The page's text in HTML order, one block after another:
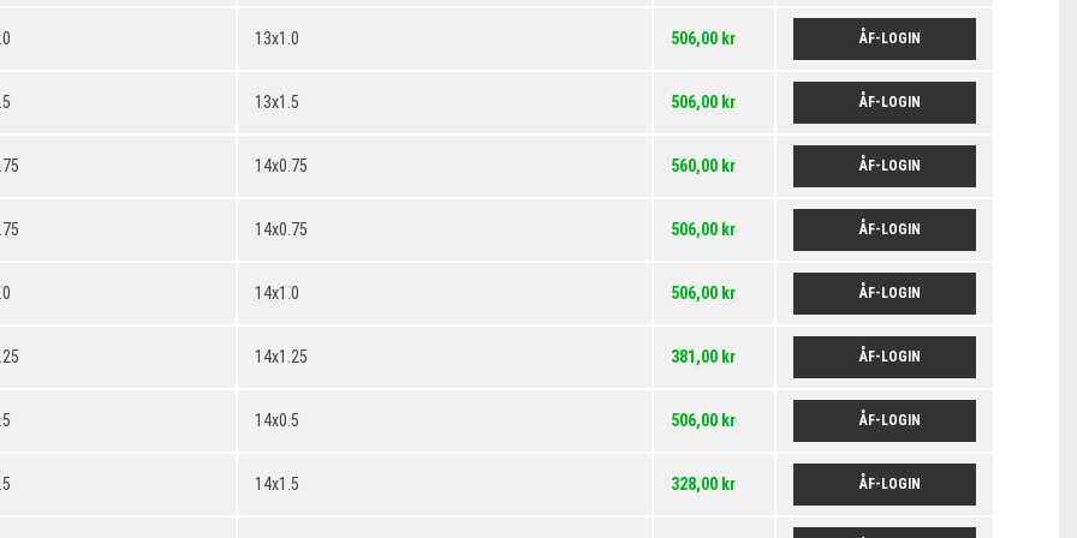
13x1.0 506,00 kr ÅF-LOGIN
13x1.5 506,00 kr ÅF-LOGIN
14x0.75 560,00 kr ÅF-LOGIN
14x0.75 506,00 kr ÅF-LOGIN
14x1.0 506,00 kr ÅF-LOGIN
14x1.25 381,00 kr ÅF-LOGIN
14x0.5 506,00 kr ÅF-LOGIN
14x1.5 328,00 kr ÅF-LOGIN